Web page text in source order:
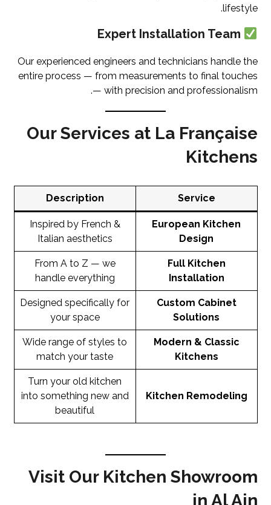
lifestyle.
Our experienced engineers and technicians handle the
entire process — from measurements to final touches
— with precision and professionalism.
Our Services at La Française
Kitchens
Service
Description
European Kitchen
Design
Inspired by French &
Italian aesthetics
Full Kitchen
Installation
From A to Z — we
handle everything
Custom Cabinet
Solutions
Designed specifically for
your space
Modern & Classic
Kitchens
Wide range of styles to
match your taste
Kitchen Remodeling
Turn your old kitchen
into something new and
beautiful
Visit Our Kitchen Showroom
in Al Ain